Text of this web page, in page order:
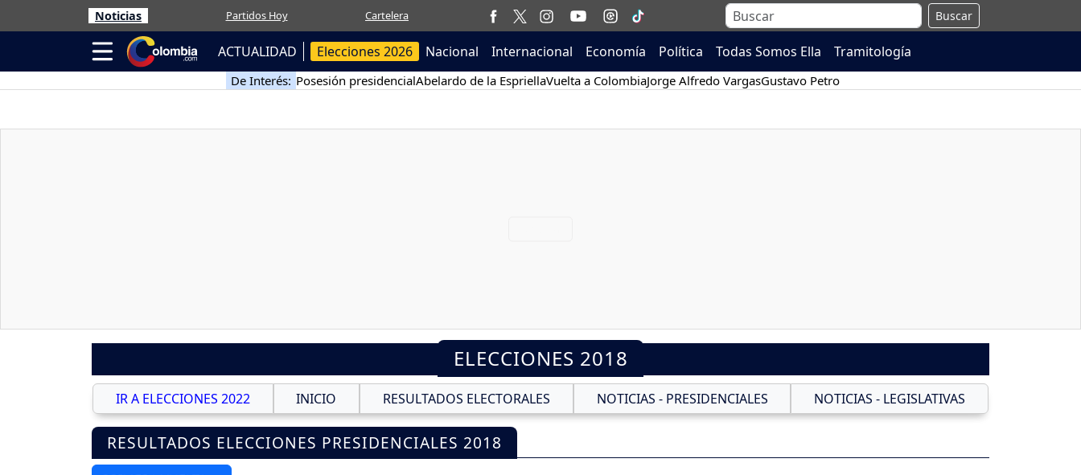
Noticias Partidos Hoy Cartelera Buscar
ACTUALIDAD Elecciones 2026 Nacional Internacional Economía Política Todas Somos Ella Tramitología
De Interés: Posesión presidencialAbelardo de la EspriellaVuelta a ColombiaJorge Alfredo VargasGustavo Petro
ELECCIONES 2018
IR A ELECCIONES 2022 INICIO RESULTADOS ELECTORALES NOTICIAS - PRESIDENCIALES NOTICIAS - LEGISLATIVAS
RESULTADOS ELECCIONES PRESIDENCIALES 2018